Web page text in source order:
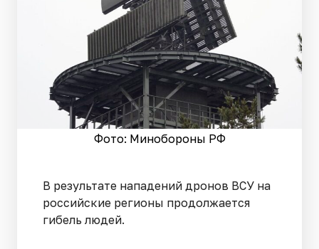
Фото: Минобороны РФ
В результате нападений дронов ВСУ на
российские регионы продолжается
гибель людей.